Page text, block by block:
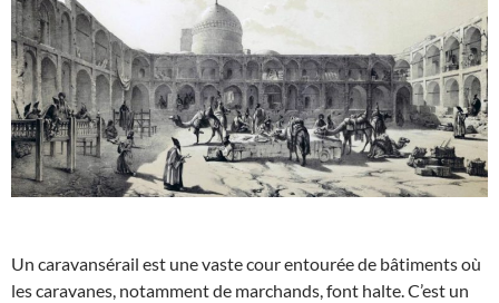
Un caravansérail est une vaste cour entourée de bâtiments où
les caravanes, notamment de marchands, font halte. C’est un